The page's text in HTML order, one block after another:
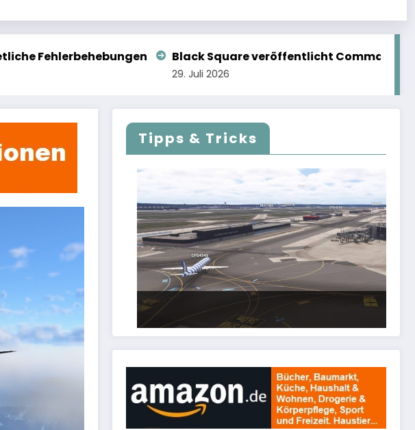
Black Square veröffentlicht Commander 114 Im Test: iniBuilds
Tipps & Tricks
FSLTL Traffic: Tipps und Tricks, damit es
klappt!